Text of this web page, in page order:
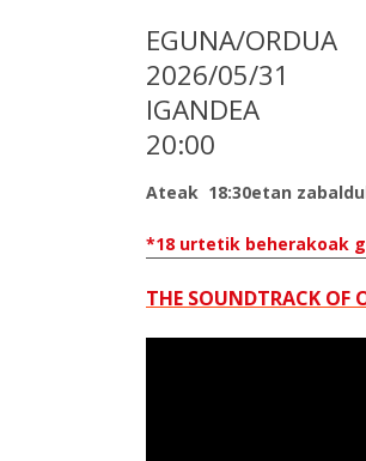
EGUNA/ORDUA
2026/05/31
IGANDEA
20:00
Ateak 18:30etan
*18 urtetik beherakoak
THE SOUNDTRACK OF